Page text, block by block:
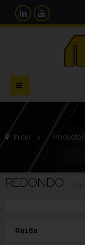
Navegación
Toggle
Inicio > Productos
REDONDO
R0180